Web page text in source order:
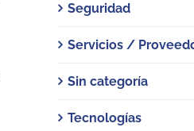
Seguridad
Servicios /
Sin categoría
Tecnologías